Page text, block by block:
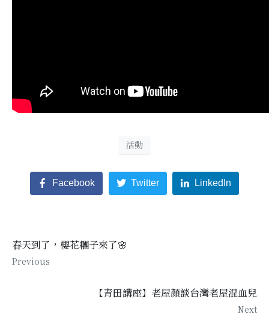
活動
Facebook Twitter LinkedIn
春天到了，櫻花糰子來了🌸
Previous
【青田講座】老屋顏談台灣老屋混血兒
Next